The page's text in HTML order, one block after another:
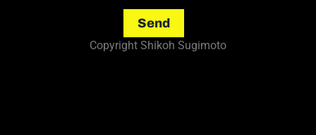
Send
Copyright Shikoh Sugimoto